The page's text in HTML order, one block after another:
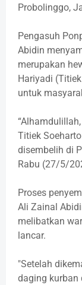
Probolinggo,
Pengasuh
Abidin
merupakan
Hariyadi
untuk
Titiek
disembelih di
Rabu (27/5/
Proses
Ali Zainal
melibatkan
lancar.
"Setelah
daging kurban